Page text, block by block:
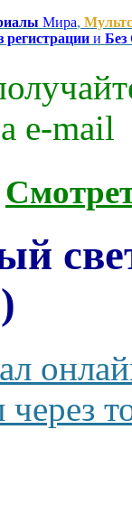
Мира,
регистрации и
e-mаil